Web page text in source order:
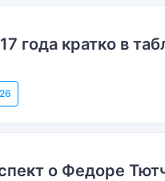
года кратко в
о Федоре